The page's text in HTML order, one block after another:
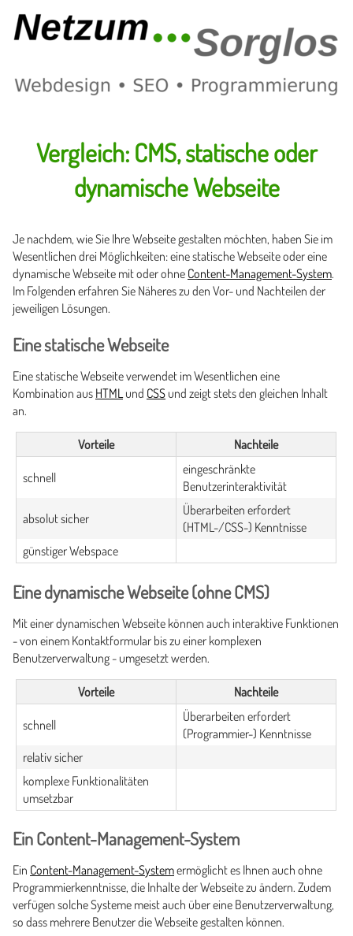
Vergleich: CMS, statische oder
dynamische Webseite
Je nachdem, wie Sie Ihre Webseite gestalten möchten, haben Sie im
Wesentlichen drei Möglichkeiten: eine statische Webseite oder eine
dynamische Webseite mit oder ohne Content-Management-System.
Im Folgenden erfahren Sie Näheres zu den Vor- und Nachteilen der
jeweiligen Lösungen.
Eine statische Webseite
Eine statische Webseite verwendet im Wesentlichen eine
Kombination aus HTMLund CSS und zeigt stets den gleichen Inhalt
an.
Vorteile Nachteile
schnell
eingeschränkte
Benutzerinteraktivität
absolut sicher
Überarbeiten erfordert
(HTML-/CSS-) Kenntnisse
günstiger Webspace
Eine dynamische Webseite (ohne CMS)
Mit einer dynamischen Webseite können auch interaktive Funktionen
- von einem Kontaktformular bis zu einer komplexen
Benutzerverwaltung - umgesetzt werden.
Vorteile Nachteile
schnell
Überarbeiten erfordert
(Programmier-) Kenntnisse
relativ sicher
komplexe Funktionalitäten
umsetzbar
Ein Content-Management-System
Ein Content-Management-Systemermöglicht es Ihnen auch ohne
Programmierkenntnisse, die Inhalte der Webseite zu ändern. Zudem
verfügen solche Systeme meist auch über eine Benutzerverwaltung,
so dass mehrere Benutzer die Webseite gestalten können.